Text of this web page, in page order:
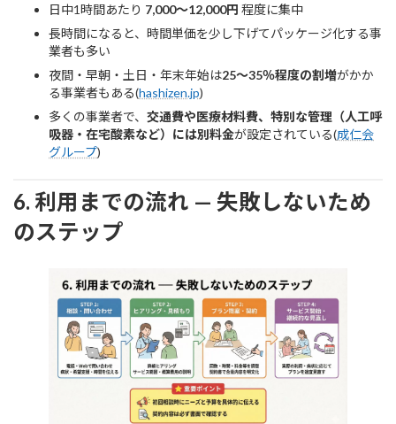
日中1時間あたり 7,000〜12,000円 程度に集中
長時間になると、時間単価を少し下げてパッケージ化する事
業者も多い
夜間・早朝・土日・年末年始は25〜35％程度の割増がかか
る事業者もある(hashizen.jp)
多くの事業者で、 交通費や医療材料費、特別な管理（人工呼
吸器・在宅酸素など）には別料金が設定されている(成仁会
グループ)
6. 利用までの流れ — 失敗しないため
のステップ